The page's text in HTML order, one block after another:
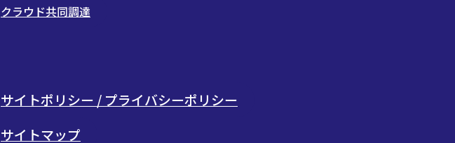
クラウド共同調達
サイトポリシー / プライバシーポリシー
サイトマップ